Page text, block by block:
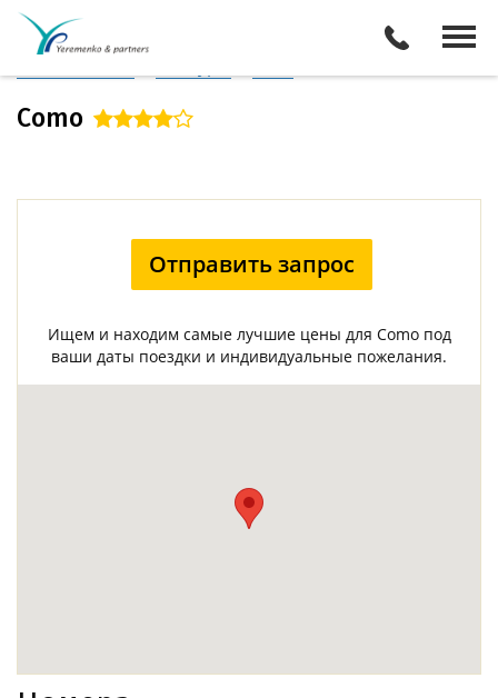
Италия
Описание отеля
Como
Отправить запрос
Ищем и находим самые лучшие цены для Como под
ваши даты поездки и индивидуальные пожелания.